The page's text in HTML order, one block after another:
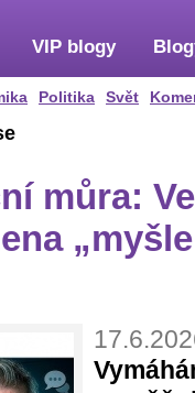
Politika Svět
VIP blogy
můra: